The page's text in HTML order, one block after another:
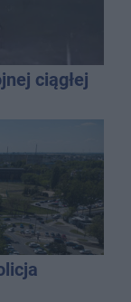
ciągłej